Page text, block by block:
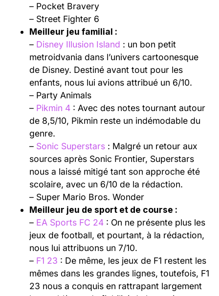
– Pocket Bravery
– Street Fighter 6
Meilleur jeu familial :
– Disney Illusion Island : un bon petit
metroidvania dans l’univers cartoonesque
de Disney. Destiné avant tout pour les
enfants, nous lui avions attribué un 6/10.
– Party Animals
– Pikmin 4 : Avec des notes tournant autour
de 8,5/10, Pikmin reste un indémodable du
genre.
– Sonic Superstars : Malgré un retour aux
sources après Sonic Frontier, Superstars
nous a laissé mitigé tant son approche été
scolaire, avec un 6/10 de la rédaction.
– Super Mario Bros. Wonder
Meilleur jeu de sport et de course :
– EA Sports FC 24 : On ne présente plus les
jeux de football, et pourtant, à la rédaction,
nous lui attribuons un 7/10.
– F1 23 : De même, les jeux de F1 restent les
mêmes dans les grandes lignes, toutefois, F1
23 nous a conquis en rattrapant largement